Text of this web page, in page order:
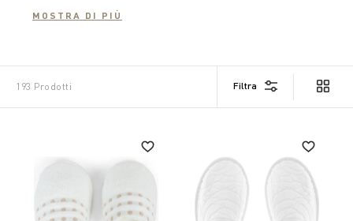
bagno moderni, i portabiancheria, i portasapone e i
MOSTRA DI PIÙ
193 Prodotti Filtra